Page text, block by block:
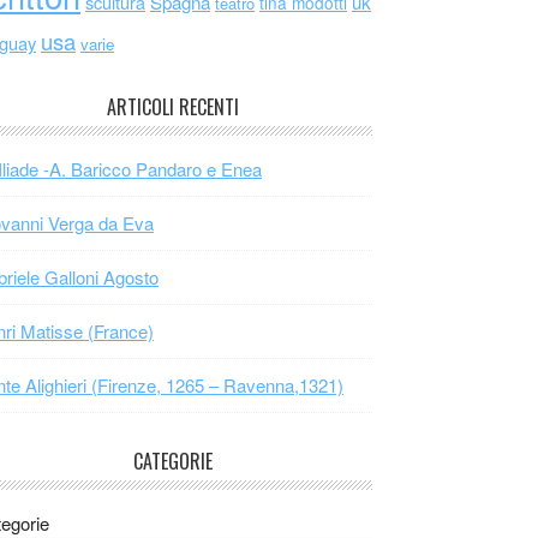
usa varie
ARTICOLI RECENTI
-A. Baricco Pandaro e Enea
Verga da Eva
Galloni Agosto
Matisse (France)
Alighieri (Firenze, 1265 – Ravenna,1321)
CATEGORIE